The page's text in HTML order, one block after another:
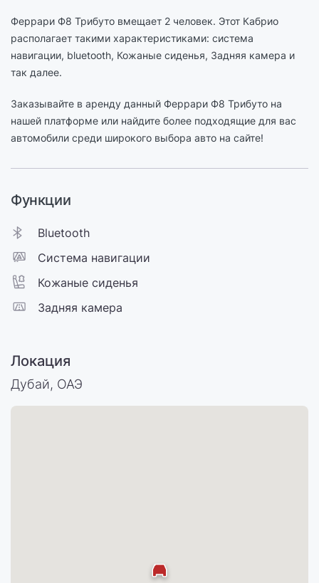
Феррари Ф8 Трибуто вмещает 2 человек. Этот Кабрио
располагает такими характеристиками: cистема
навигации, bluetooth, Кожаные сиденья, Задняя камера и
так далее.
Заказывайте в аренду данный Феррари Ф8 Трибуто на
нашей платформе или найдите более подходящие для вас
автомобили среди широкого выбора авто на сайте!
Функции
Bluetooth
Cистема навигации
Кожаные сиденья
Задняя камера
Локация
Дубай, ОАЭ